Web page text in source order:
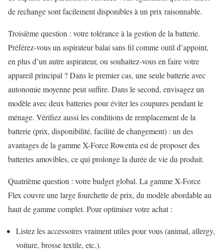
de rechange sont facilement disponibles à un prix raisonnable.
Troisième question : votre tolérance à la gestion de la batterie.
Préférez-vous un aspirateur balai sans fil comme outil d’appoint,
en plus d’un autre aspirateur, ou souhaitez-vous en faire votre
appareil principal ? Dans le premier cas, une seule batterie avec
autonomie moyenne peut suffire. Dans le second, envisagez un
modèle avec deux batteries pour éviter les coupures pendant le
ménage. Vérifiez aussi les conditions de remplacement de la
batterie (prix, disponibilité, facilité de changement) : un des
avantages de la gamme X-Force Rowenta est de proposer des
batteries amovibles, ce qui prolonge la durée de vie du produit.
Quatrième question : votre budget global. La gamme X-Force
Flex couvre une large fourchette de prix, du modèle abordable au
haut de gamme complet. Pour optimiser votre achat :
Listez les accessoires vraiment utiles pour vous (animal, allergy,
voiture, brosse textile, etc.).